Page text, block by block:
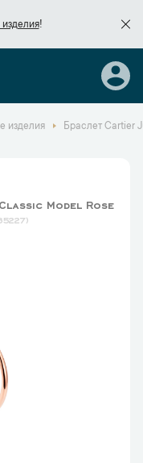
!
изделия Браслет Cartier
Model Rose